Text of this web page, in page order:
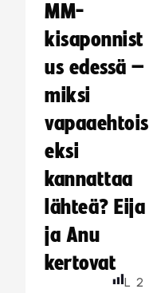
MM-
kisaponnist
us edessä –
miksi
vapaaehtois
eksi
kannattaa
lähteä? Eija
ja Anu
kertovat
L 2